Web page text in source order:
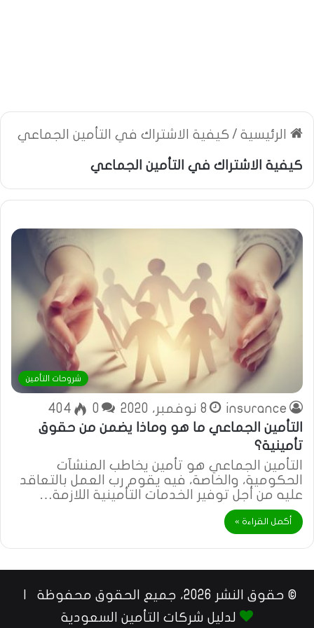
الرئيسية / كيفية الاشتراك في التأمين الجماعي
كيفية الاشتراك في التأمين الجماعي
شروحات التأمين
insurance 8 نوفمبر، 2020 0
404
التأمين الجماعي ما هو وماذا يضمن من حقوق
تأمينية؟
التأمين الجماعي هو تأمين يخاطب المنشآت
الحكومية، والخاصة، فيه يقوم رب العمل بالتعاقد
عليه من أجل توفير الخدمات التأمينية اللازمة…
أكمل القراءة »
© حقوق النشر 2026، جميع الحقوق محفوظة |
لدليل شركات التأمين السعودية